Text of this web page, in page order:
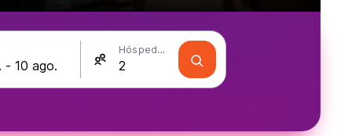
Hóspedes